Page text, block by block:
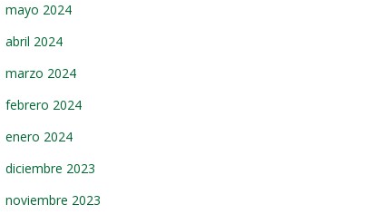
mayo 2024
abril 2024
marzo 2024
febrero 2024
enero 2024
diciembre 2023
noviembre 2023